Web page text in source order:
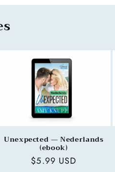
Unexpected — Nederlands
(ebook)
Regular
$5.99 USD